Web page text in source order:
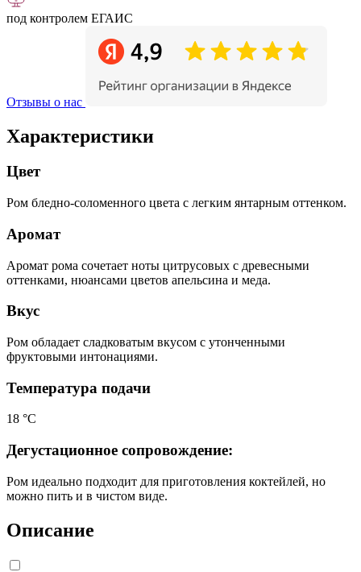
под контролем ЕГАИС
Отзывы о нас
Характеристики
Цвет
Ром бледно-соломенного цвета с легким янтарным оттенком.
Аромат
Аромат рома сочетает ноты цитрусовых с древесными
оттенками, нюансами цветов апельсина и меда.
Вкус
Ром обладает сладковатым вкусом с утонченными
фруктовыми интонациями.
Температура подачи
18 °С
Дегустационное сопровождение:
Ром идеально подходит для приготовления коктейлей, но
можно пить и в чистом виде.
Описание